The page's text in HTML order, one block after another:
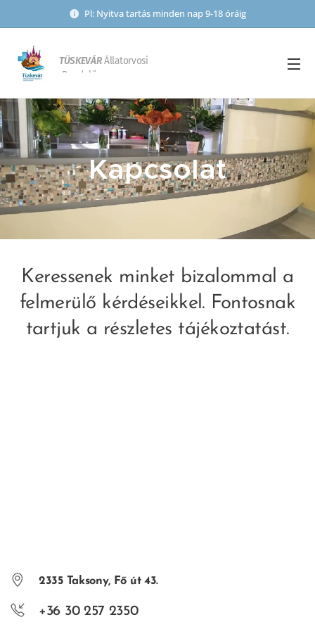
Pl: Nyitva tartás minden nap 9-18 óráig
TÜSKEVÁRÁllatorvosi
Rendelő
Kapcsolat
Keressenek minket bizalommal a
felmerülő kérdéseikkel. Fontosnak
tartjuk a részletes tájékoztatást.
2335 Taksony, Fő út 43.
+36 30 257 2350